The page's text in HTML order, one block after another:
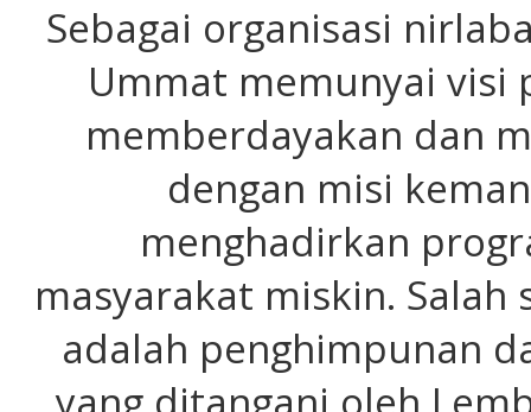
Sebagai organisasi
Ummat memunyai visi
memberdayakan dan
dengan misi
menghadirkan
masyarakat miskin. Salah
adalah penghimpunan